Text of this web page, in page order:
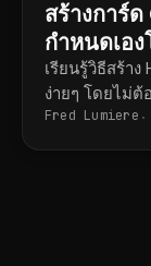
สร้างการ์
กำหนดเอ
Claude
เรียนรู้วิธีสร้าง
ง่ายๆ โดยไม่ต้
Fred Lumiere